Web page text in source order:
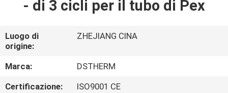
SU
DI
NOI
- di 3 cicli per il tubo di Pex
Luogo di
origine:
ZHEJIANG CINA
Marca:
DSTHERM
Certificazione:
ISO9001 CE